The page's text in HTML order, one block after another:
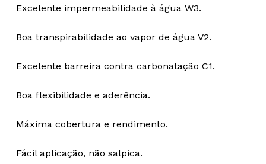
Excelente impermeabilidade à água W3.
Boa transpirabilidade ao vapor de água V2.
Excelente barreira contra carbonatação C1.
Boa flexibilidade e aderência.
Máxima cobertura e rendimento.
Fácil aplicação, não salpica.